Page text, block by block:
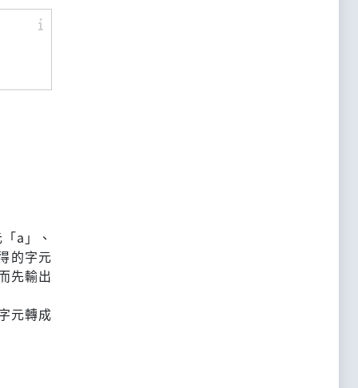
a」、
的字元
先輸出
元轉成